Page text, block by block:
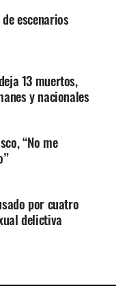
escenarios
13 muertos,
y nacionales
“No me
por cuatro
delictiva